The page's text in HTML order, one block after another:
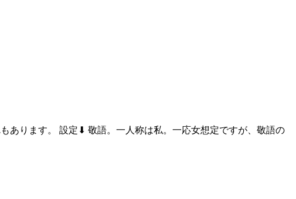
あります。 設定⬇ 敬語。一人称は私。一応女想定ですが、敬語の